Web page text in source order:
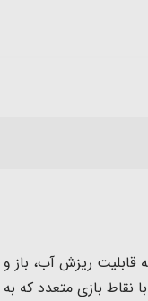
ریزش آب، باز و
بازی متعدد که به